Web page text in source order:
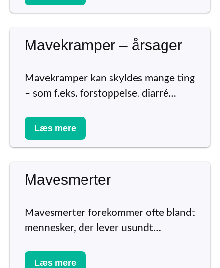
Mavekramper – årsager
Mavekramper kan skyldes mange ting
– som f.eks. forstoppelse, diarré…
Læs mere
Mavesmerter
Mavesmerter forekommer ofte blandt
mennesker, der lever usundt…
Læs mere